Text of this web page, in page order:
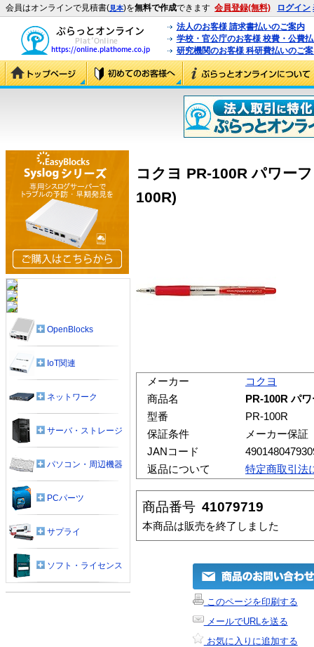
会員はオンラインで見積書(見本)を無料で作成できます 会員登録(無料) ログイン
法人のお客様 請求書払いのご案内
学校・官公庁のお客様 校費・公費
研究機関のお客様 科研費払いのご
コクヨ PR-100R パワー
100R)
メーカー
コクヨ
商品名
PR-100R パ
型番
PR-100R
保証条件
メーカー保証
JANコード
返品について
特定商取引法
商品番号 41079719
本商品は販売を終了しました
このページを印刷する
メールでURLを送る
お気に入りに追加する
OpenBlocks
IoT関連
ネットワーク
サーバ・ストレージ
パソコン・周辺機器
PCパーツ
サプライ
ソフト・ライセンス